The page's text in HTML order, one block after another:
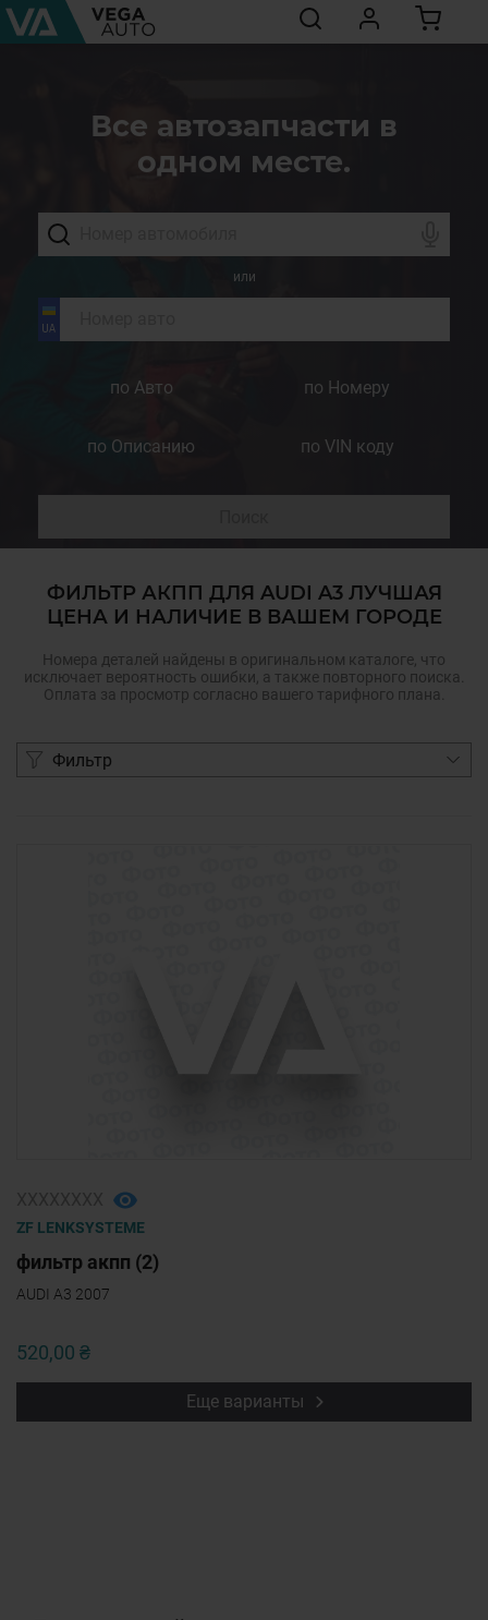
Все автозапчасти в
одном месте.
или
по Авто по Номеру
по Описанию по VIN коду
ФИЛЬТР АКПП ДЛЯ AUDI A3 ЛУЧШАЯ
ЦЕНА И НАЛИЧИЕ В ВАШЕМ ГОРОДЕ
Номера деталей найдены в оригинальном каталоге, что
исключает вероятность ошибки, а также повторного поиска.
Оплата за просмотр согласно вашего тарифного плана.
Фильтр
ZF LENKSYSTEME
фильтр акпп (2)
AUDI A3 2007
520,00 ₴
Еще варианты